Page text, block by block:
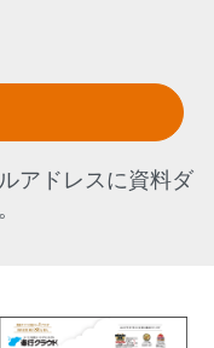
アドレスに資料ダ